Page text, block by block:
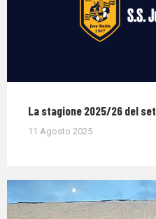
La stagione 2025/26 del
11 Agosto 2025